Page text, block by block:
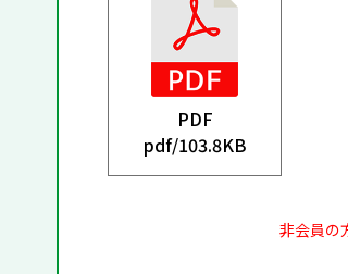
PDF
pdf/103.8KB
非会員の